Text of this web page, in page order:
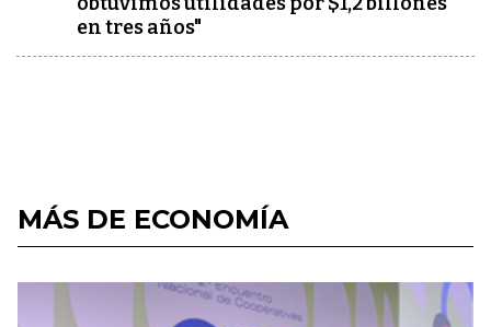
en tres años"
MÁS DE ECONOMÍA